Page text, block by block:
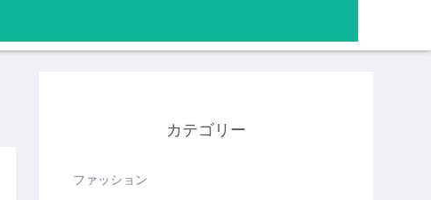
カテゴリー
ファッション